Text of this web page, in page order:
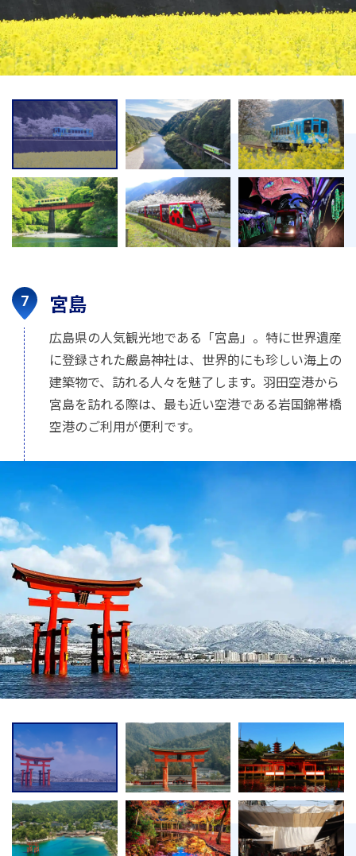
宮島
広島県の人気観光地である「宮島」。特に世界遺産
に登録された嚴島神社は、世界的にも珍しい海上の
建築物で、訪れる人々を魅了します。羽田空港から
宮島を訪れる際は、最も近い空港である岩国錦帯橋
空港のご利用が便利です。